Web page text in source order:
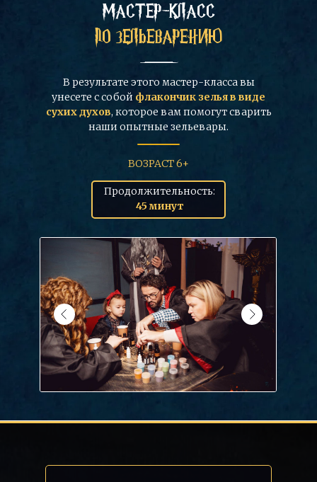
МАСТЕР-КЛАСС
ПО ЗЕЛЬЕВАРЕНИЮ
В результате этого мастер-класса вы
унесете с собой флакончик зелья в виде
сухих духов, которое вам помогут сварить
наши опытные зельевары.
Продолжительность:
45 минут
ВОЗРАСТ 6+